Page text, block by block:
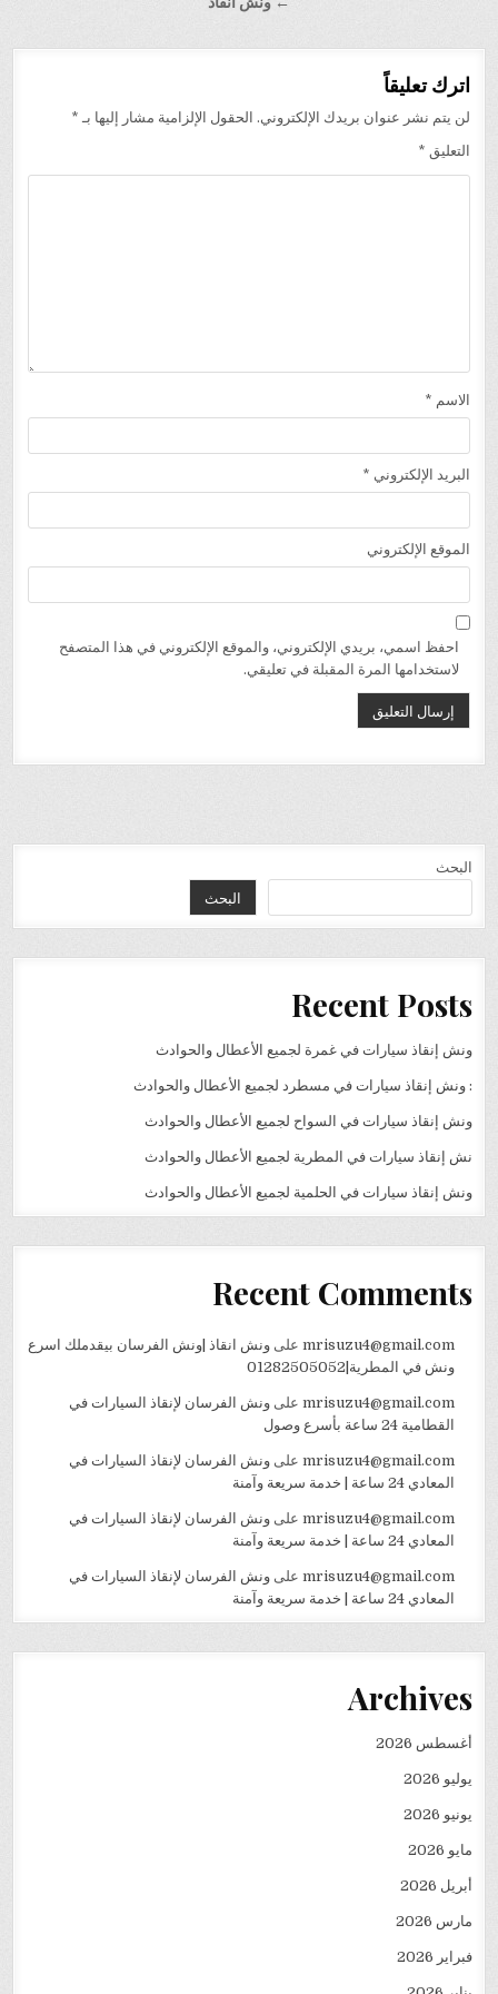
اترك تعليقاً
لن يتم نشر عنوان بريدك الإلكتروني. الحقول الإلزامية مشار إليها بـ *
التعليق *
الاسم *
البريد الإلكتروني *
الموقع الإلكتروني
احفظ اسمي، بريدي الإلكتروني، والموقع الإلكتروني في هذا المتصفح
لاستخدامها المرة المقبلة في تعليقي.
البحث
البحث
Recent Posts
ونش إنقاذ سيارات في غمرة لجميع الأعطال والحوادث
: ونش إنقاذ سيارات في مسطرد لجميع الأعطال والحوادث
ونش إنقاذ سيارات في السواح لجميع الأعطال والحوادث
نش إنقاذ سيارات في المطرية لجميع الأعطال والحوادث
ونش إنقاذ سيارات في الحلمية لجميع الأعطال والحوادث
Recent Comments
mrisuzu4@gmail.comعلى ونش انقاذ |ونش الفرسان بيقدملك اسرع
ونش في المطرية|01282505052
mrisuzu4@gmail.comعلى ونش الفرسان لإنقاذ السيارات في
القطامية 24 ساعة بأسرع وصول
mrisuzu4@gmail.comعلى ونش الفرسان لإنقاذ السيارات في
المعادي 24 ساعة | خدمة سريعة وآمنة
mrisuzu4@gmail.comعلى ونش الفرسان لإنقاذ السيارات في
المعادي 24 ساعة | خدمة سريعة وآمنة
mrisuzu4@gmail.comعلى ونش الفرسان لإنقاذ السيارات في
المعادي 24 ساعة | خدمة سريعة وآمنة
Archives
أغسطس 2026
يوليو 2026
يونيو 2026
مايو 2026
أبريل 2026
مارس 2026
فبراير 2026